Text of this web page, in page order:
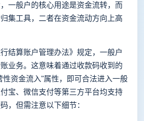
一般户的核心用途是资金流转，而
集工具，二者在资金流动方向上高
算账户管理办法》规定，一般户
业务。这意味着通过收款码收到的
性资金流入"属性，即可合法进入一般
宝、微信支付等第三方平台均支持
，但需注意以下细节：